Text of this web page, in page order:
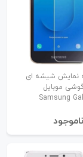
نمایش شیشه ای
موبایل
Samsung
نا‌موجود